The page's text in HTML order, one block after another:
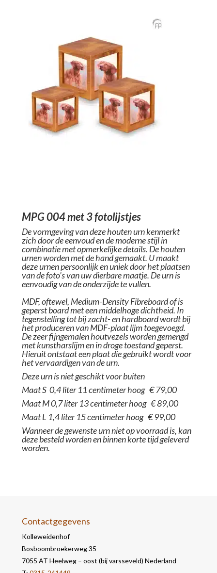
MPG 004 met 3 fotolijstjes
De vormgeving van deze houten urn kenmerkt
zich door de eenvoud en de moderne stijl in
combinatie met opmerkelijke details. De houten
urnen worden met de hand gemaakt. U maakt
deze urnen persoonlijk en uniek door het plaatsen
van de foto’s van uw dierbare maatje. De urn is
eenvoudig van de onderzijde te vullen.
MDF, oftewel, Medium-Density Fibreboard of is
geperst board met een middelhoge dichtheid. In
tegenstelling tot bij zacht- en hardboard wordt bij
het produceren van MDF-plaat lijm toegevoegd.
De zeer fijngemalen houtvezels worden gemengd
met kunstharslijm en in droge toestand geperst.
Hieruit ontstaat een plaat die gebruikt wordt voor
het vervaardigen van de urn.
Deze urn is niet geschikt voor buiten
Maat S 0,4 liter 11 centimeter hoog € 79,00
Maat M 0,7 liter 13 centimeter hoog € 89,00
Maat L 1,4 liter 15 centimeter hoog € 99,00
Wanneer de gewenste urn niet op voorraad is, kan
deze besteld worden en binnen korte tijd geleverd
worden.
Contactgegevens
Kolleweidenhof
Bosboombroekerweg 35
7055 AT Heelweg – oost (bij varsseveld) Nederland